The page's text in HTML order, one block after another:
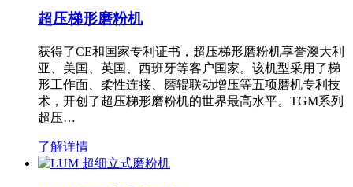
超压梯形磨粉机
获得了CE和国家专利证书，超压梯形磨粉机享誉澳大利
亚、美国、英国、西班牙等客户国家。该机型采用了梯
形工作面、柔性连接、磨辊联动增压等五项磨机专利技
术，开创了超压梯形磨粉机的世界最高水平。TGM系列
超压…
了解详情